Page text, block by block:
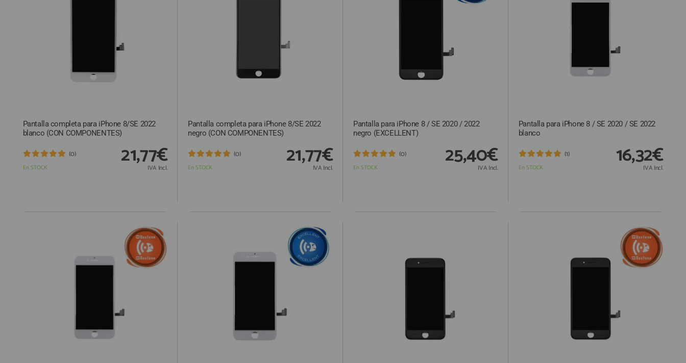
SOLICITAR REPARACIÓN
TOP VENTAS REPUESTOS
Lunes a Viernes 09:30h a 20:00h
También atendemos Whatsapp
Pantalla completa para iPhone 8/SE 2022
blanco (CON COMPONENTES)
En STOCK
(0) 21,77€
IVA Incl.
Pantalla completa para iPhone 8/SE 2022
negro (CON COMPONENTES)
En STOCK
(0) 21,77€
IVA Incl.
Pantalla para iPhone 8 / SE 2020 / 2022
negro (EXCELLENT)
En STOCK
(0) 25,40€
IVA Incl.
Pantalla para iPhone 8 / SE 2020 / SE 2022
blanco
En STOCK
(1) 16,32€
IVA Incl.